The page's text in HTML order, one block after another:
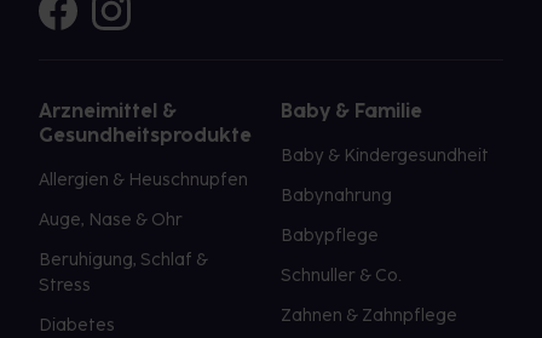
Arzneimittel &
Gesundheitsprodukte
Allergien & Heuschnupfen
Auge, Nase & Ohr
Beruhigung, Schlaf &
Stress
Diabetes
Baby & Familie
Baby & Kindergesundheit
Babynahrung
Babypflege
Schnuller & Co.
Zahnen & Zahnpflege